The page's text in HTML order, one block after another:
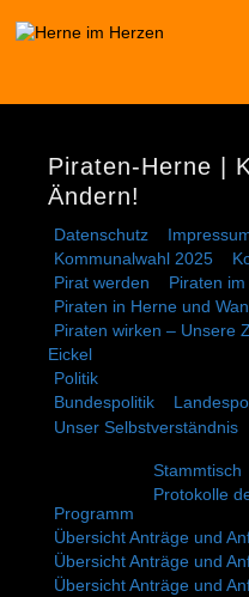
Piraten-Herne |
Ändern!
Datenschutz
Kommunalwahl 2025
Pirat werden
Piraten
Piraten in Herne und
Piraten wirken – Unsere
Eickel
Politik
Bundespolitik
Unser Selbstverständnis
Programm
Stammtisch
Protokolle
Übersicht Anträge und
Übersicht Anträge und
Übersicht Anträge und